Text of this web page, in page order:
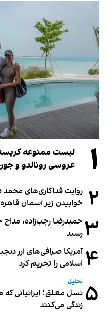
۱
عروسی رونالدو و
۲ خوابیدن زیر آسمان قاهره
۳ حمیدرضا رجب‌زاده،
رسید
۴ آمریکا صرافی‌های ارز
اسلامی را تحریم کرد
۵ تحلیل
نسل معلق؛ ایرانیانی
زندگی می‌کنند